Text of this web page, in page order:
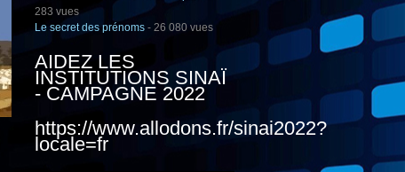
283 vues
Le secret des prénoms - 26 080 vues
AIDEZ LES
INSTITUTIONS SINAÏ
- CAMPAGNE 2022
https://www.allodons.fr/sinai2022?
locale=fr